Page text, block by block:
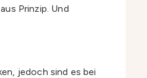
Prinzip. Und
jedoch sind es bei